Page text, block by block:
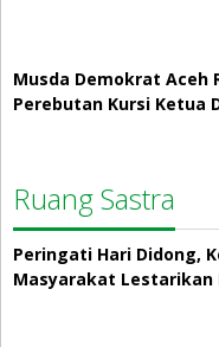
Musda Demokrat Aceh
Perebutan Kursi Ketua
Ruang Sastra
Peringati Hari Didong,
Masyarakat Lestarikan